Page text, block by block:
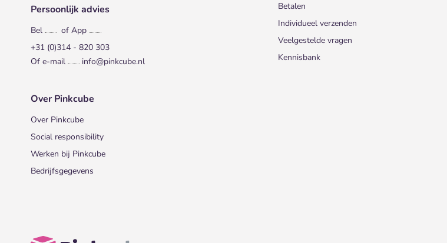
Persoonlijk advies
Bel
of App
+31 (0)314 - 820 303
Of e-mail
info@pinkcube.nl
Over Pinkcube
Over Pinkcube
Social responsibility
Werken bij Pinkcube
Bedrijfsgegevens
Betalen
Individueel verzenden
Veelgestelde vragen
Kennisbank